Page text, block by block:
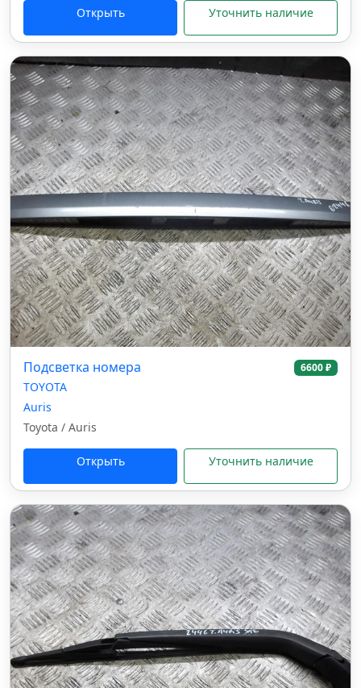
Открыть Уточнить наличие
Подсветка номера 6600 ₽
TOYOTA
Auris
Toyota / Auris
Открыть Уточнить наличие